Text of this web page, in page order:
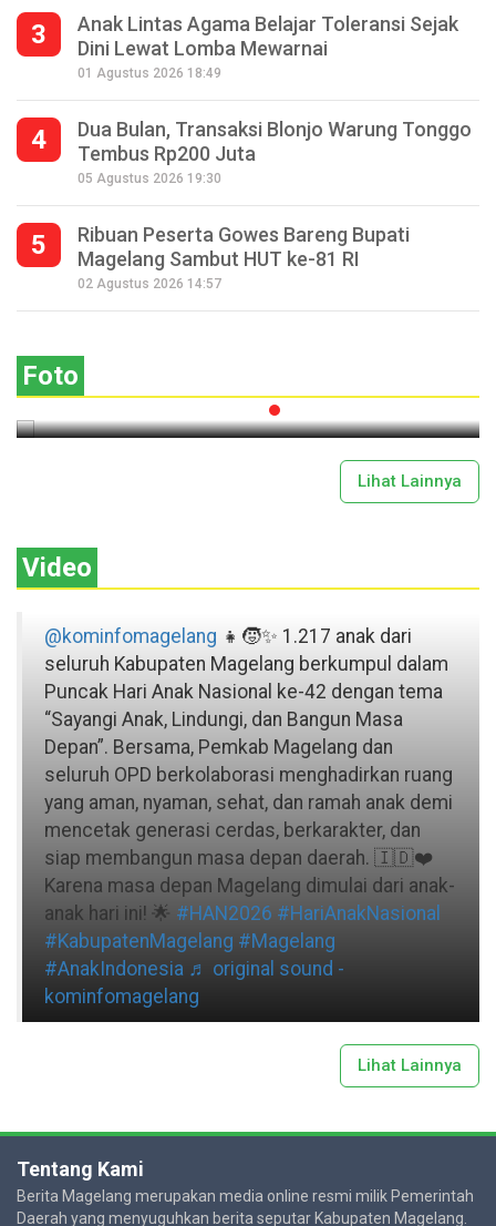
3
Anak Lintas Agama Belajar Toleransi Sejak
Dini Lewat Lomba Mewarnai
01 Agustus 2026 18:49
4
Dua Bulan, Transaksi Blonjo Warung Tonggo
Tembus Rp200 Juta
05 Agustus 2026 19:30
5
Ribuan Peserta Gowes Bareng Bupati
Magelang Sambut HUT ke-81 RI
02 Agustus 2026 14:57
Foto
Seperempat Abad Perhelatan Festival
Lima Gunung XXV Kobarkan Semangat
Lihat Lainnya
Video
@kominfomagelang 👧🧒✨ 1.217 anak dari
seluruh Kabupaten Magelang berkumpul dalam
Puncak Hari Anak Nasional ke-42 dengan tema
“Sayangi Anak, Lindungi, dan Bangun Masa
Depan”. Bersama, Pemkab Magelang dan
seluruh OPD berkolaborasi menghadirkan ruang
yang aman, nyaman, sehat, dan ramah anak demi
mencetak generasi cerdas, berkarakter, dan
siap membangun masa depan daerah. 🇮🇩❤️
Karena masa depan Magelang dimulai dari anak-
anak hari ini! 🌟 #HAN2026 #HariAnakNasional
#KabupatenMagelang #Magelang
#AnakIndonesia ♬ original sound -
kominfomagelang
Lihat Lainnya
Tentang Kami
Berita Magelang merupakan media online resmi milik Pemerintah
Daerah yang menyuguhkan berita seputar Kabupaten Magelang.